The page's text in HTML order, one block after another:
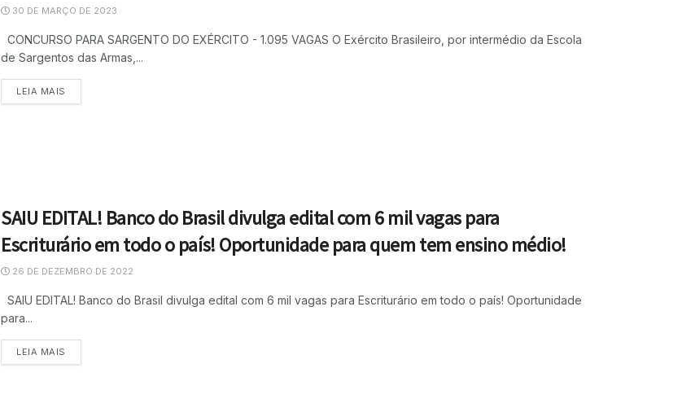
30 DE MARÇO DE 2023
CONCURSO PARA SARGENTO DO EXÉRCITO - 1.095 VAGAS O Exército Brasileiro, por intermédio da Escola
de Sargentos das Armas,...
LEIA MAIS
SAIU EDITAL! Banco do Brasil divulga edital com 6 mil vagas para
Escriturário em todo o país! Oportunidade para quem tem ensino médio!
26 DE DEZEMBRO DE 2022
SAIU EDITAL! Banco do Brasil divulga edital com 6 mil vagas para Escriturário em todo o país! Oportunidade
para...
LEIA MAIS